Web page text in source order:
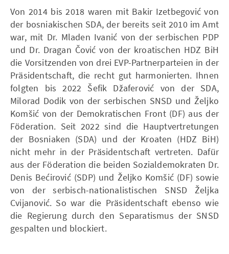
Von 2014 bis 2018 waren mit Bakir Izetbegović von
der bosniakischen SDA, der bereits seit 2010 im Amt
war, mit Dr. Mladen Ivanić von der serbischen PDP
und Dr. Dragan Čović von der kroatischen HDZ BiH
die Vorsitzenden von drei EVP-Partnerparteien in der
Präsidentschaft, die recht gut harmonierten. Ihnen
folgten bis 2022 Šefik Džaferović von der SDA,
Milorad Dodik von der serbischen SNSD und Željko
Komšić von der Demokratischen Front (DF) aus der
Föderation. Seit 2022 sind die Hauptvertretungen
der Bosniaken (SDA) und der Kroaten (HDZ BiH)
nicht mehr in der Präsidentschaft vertreten. Dafür
aus der Föderation die beiden Sozialdemokraten Dr.
Denis Bećirović (SDP) und Željko Komšić (DF) sowie
von der serbisch-nationalistischen SNSD Željka
Cvijanović. So war die Präsidentschaft ebenso wie
die Regierung durch den Separatismus der SNSD
gespalten und blockiert.